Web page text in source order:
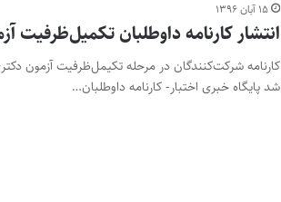
۱۵ آبان ۱۳۹۶
انتشار کارنامه داوطلبان تکمیل‌ظرفیت
شد پایگاه خبری اختبار- کارنامه داوطلبان…